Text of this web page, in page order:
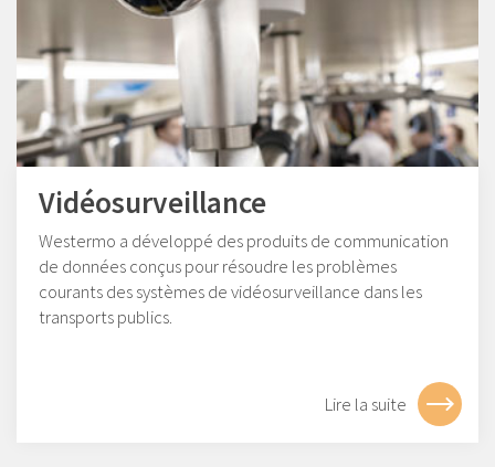
Vidéosurveillance
Westermo a développé des produits de communication
de données conçus pour résoudre les problèmes
courants des systèmes de vidéosurveillance dans les
transports publics.
Lire la suite